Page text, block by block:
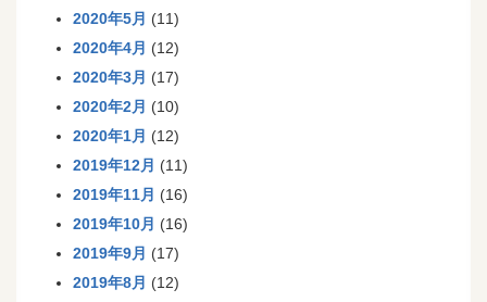
2020年5月 (11)
2020年4月 (12)
2020年3月 (17)
2020年2月 (10)
2020年1月 (12)
2019年12月 (11)
2019年11月 (16)
2019年10月 (16)
2019年9月 (17)
2019年8月 (12)